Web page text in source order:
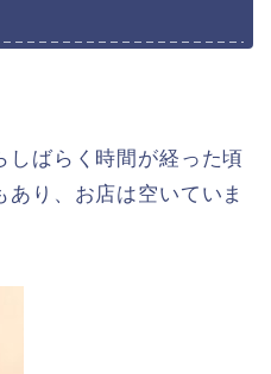
しばらく時間が経った頃
り、お店は空いていま